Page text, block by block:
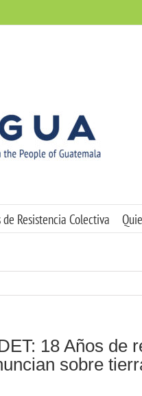
Resistencia Colectiva
18 Años de
sobre